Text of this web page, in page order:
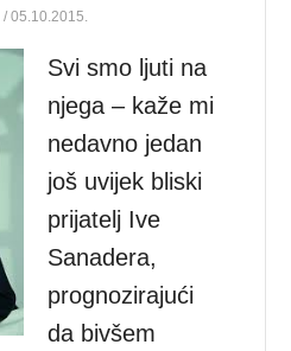
/ 05.10.2015.
Svi smo ljuti na
njega – kaže mi
nedavno jedan
još uvijek bliski
prijatelj Ive
Sanadera,
prognozirajući
da bivšem